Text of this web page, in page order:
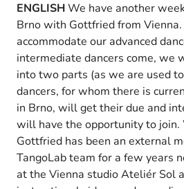
ENGLISHWe have another
Brno with Gottfried from
accommodate our advanced
intermediate dancers come, we
into two parts (as we are used
dancers, for whom there is
in Brno, will get their due and
will have the opportunity to join.
Gottfried has been an external
TangoLab team for a few years
at the Vienna studio Ateliér Sol